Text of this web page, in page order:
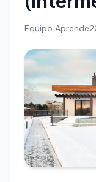
Equipo Aprende